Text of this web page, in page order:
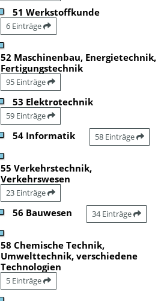
51 Werkstoffkunde
6 Einträge
52 Maschinenbau, Energietechnik,
Fertigungstechnik
95 Einträge
53 Elektrotechnik
59 Einträge
54 Informatik 58 Einträge
55 Verkehrstechnik,
Verkehrswesen
23 Einträge
56 Bauwesen 34 Einträge
58 Chemische Technik,
Umwelttechnik, verschiedene
Technologien
5 Einträge